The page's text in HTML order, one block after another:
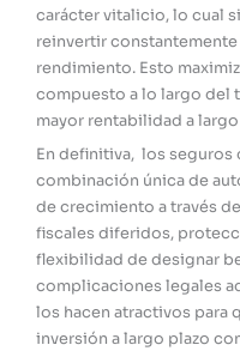
carácter vitalicio, lo cual
reinvertir
rendimiento. Esto
compuesto a lo largo del
mayor rentabilidad a
En definitiva, los seguros
combinación única de
de crecimiento a través
fiscales diferidos,
flexibilidad de designar
complicaciones legales
los hacen atractivos para
inversión a largo plazo